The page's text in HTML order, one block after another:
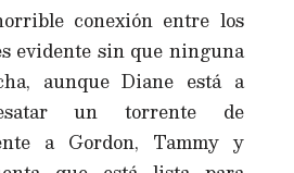
conexión entre los
evidente sin que ninguna
aunque Diane está a
un torrente de
a Gordon, Tammy y